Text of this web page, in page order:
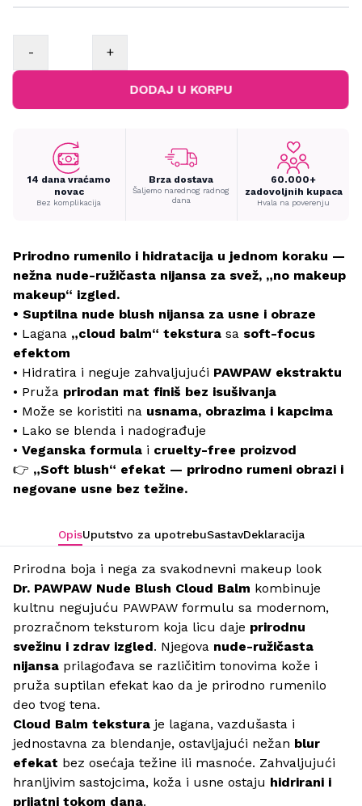
- +
DODAJ U KORPU
14 dana vraćamo
novac
Bez komplikacija
Brza dostava
Šaljemo narednog radnog
dana
60.000+
zadovoljnih kupaca
Hvala na poverenju
Prirodno rumenilo i hidratacija u jednom koraku —
nežna nude-ružičasta nijansa za svež, „no makeup
makeup“ izgled.
• Suptilna nude blush nijansa za usne i obraze
• Lagana „cloud balm“ tekstura sa soft-focus
efektom
• Hidratira i neguje zahvaljujući PAWPAW ekstraktu
• Pruža prirodan mat finiš bez isušivanja
• Može se koristiti na usnama, obrazima i kapcima
• Lako se blenda i nadograđuje
• Veganska formula i cruelty-free proizvod
👉 „Soft blush“ efekat — prirodno rumeni obrazi i
negovane usne bez težine.
OpisUputstvo za upotrebuSastavDeklaracija
Prirodna boja i nega za svakodnevni makeup look
Dr. PAWPAW Nude Blush Cloud Balm kombinuje
kultnu negujuću PAWPAW formulu sa modernom,
prozračnom teksturom koja licu daje prirodnu
svežinu i zdrav izgled. Njegova nude-ružičasta
nijansa prilagođava se različitim tonovima kože i
pruža suptilan efekat kao da je prirodno rumenilo
deo tvog tena.
Cloud Balm tekstura je lagana, vazdušasta i
jednostavna za blendanje, ostavljajući nežan blur
efekat bez osećaja težine ili masnoće. Zahvaljujući
hranljivim sastojcima, koža i usne ostaju hidrirani i
prijatni tokom dana.